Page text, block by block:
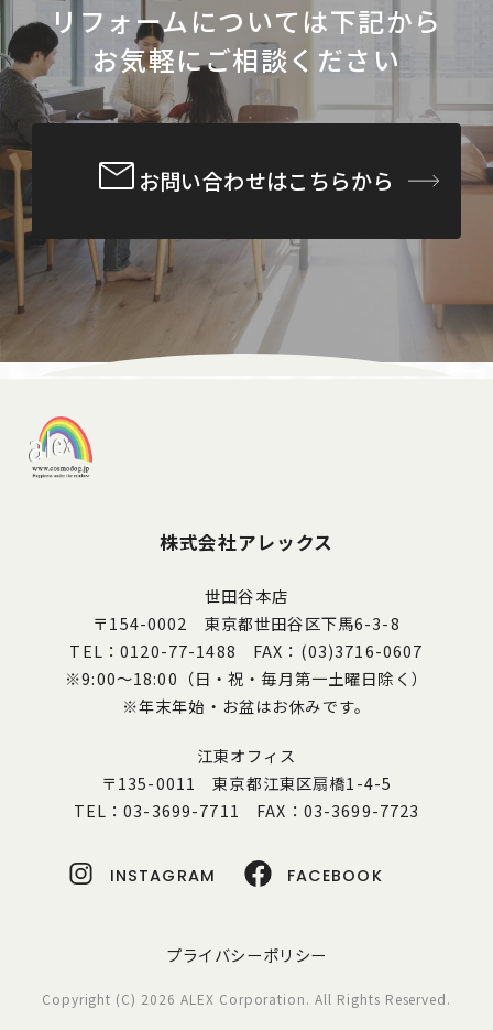
リフォームについては下記から
お気軽にご相談ください
お問い合わせはこちらから
株式会社アレックス
世田谷本店
〒154-0002 東京都世田谷区下馬6-3-8
TEL：0120-77-1488 FAX：(03)3716-0607
※9:00～18:00（日・祝・毎月第一土曜日除く）
※年末年始・お盆はお休みです。
江東オフィス
〒135-0011 東京都江東区扇橋1-4-5
TEL：03-3699-7711 FAX：03-3699-7723
INSTAGRAM FACEBOOK
プライバシーポリシー
Copyright (C) 2026 ALEX Corporation. All Rights Reserved.